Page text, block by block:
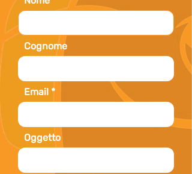
Anni di esperienza: 10
Tessera Accompagnatore Turistico:
1063
Iscritta nel Registro Italiano Guide
Ambientali Escursionistiche n°
ER656
Cognome
Email
Oggetto